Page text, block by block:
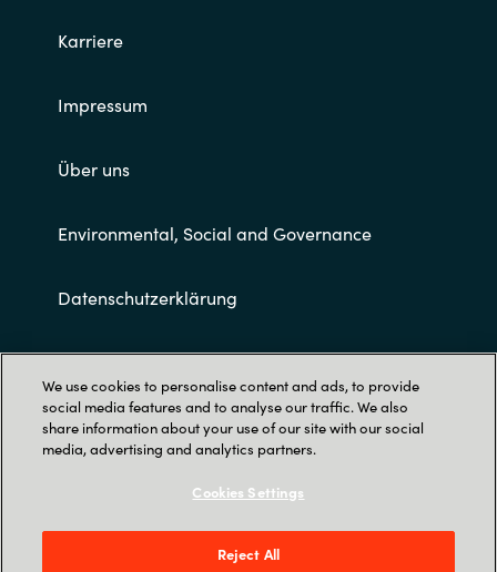
Karriere
Impressum
Über uns
Environmental, Social and Governance
Datenschutzerklärung
Allgemeine Geschäftsbedingungen
We use cookies to personalise content and ads, to provide
social media features and to analyse our traffic. We also
share information about your use of our site with our social
media, advertising and analytics partners.
Cookies Settings
Reject All